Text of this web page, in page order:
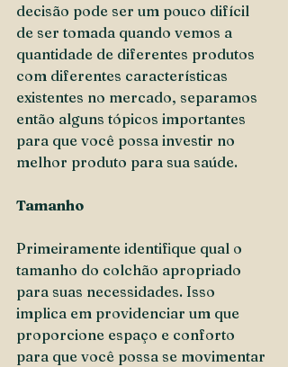
decisão pode ser um pouco difícil
de ser tomada quando vemos a
quantidade de diferentes produtos
com diferentes características
existentes no mercado, separamos
então alguns tópicos importantes
para que você possa investir no
melhor produto para sua saúde.
Tamanho
Primeiramente identifique qual o
tamanho do colchão apropriado
para suas necessidades. Isso
implica em providenciar um que
proporcione espaço e conforto
para que você possa se movimentar